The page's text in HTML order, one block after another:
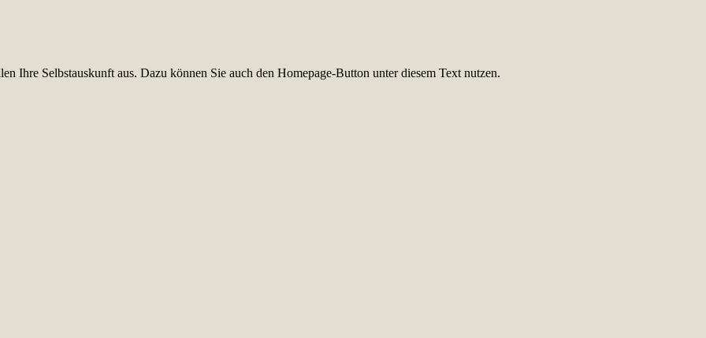
Ihre Selbstauskunft aus. Dazu können Sie auch den Homepage-Button unter diesem Text nutzen.